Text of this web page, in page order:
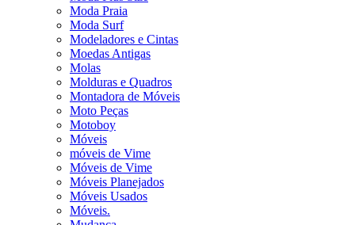
Moda Praia
Moda Surf
Modeladores e Cintas
Moedas Antigas
Molas
Molduras e Quadros
Montadora de Móveis
Moto Peças
Motoboy
Móveis
móveis de Vime
Móveis de Vime
Móveis Planejados
Móveis Usados
Móveis.